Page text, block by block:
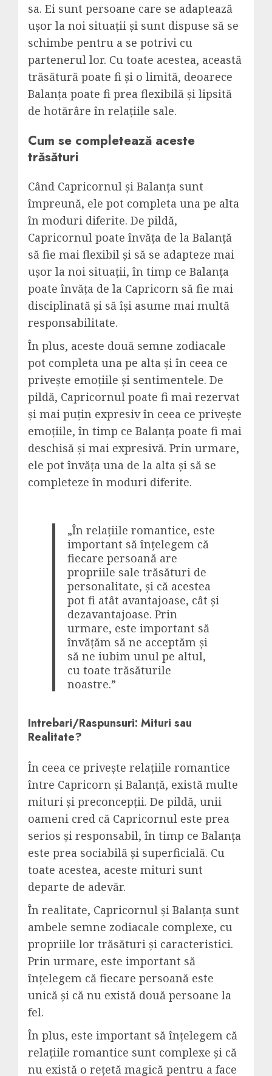
sa. Ei sunt persoane care se adaptează
ușor la noi situații și sunt dispuse să se
schimbe pentru a se potrivi cu
partenerul lor. Cu toate acestea, această
trăsătură poate fi și o limită, deoarece
Balanța poate fi prea flexibilă și lipsită
de hotărâre în relațiile sale.
Cum se completează aceste
trăsături
Când Capricornul și Balanța sunt
împreună, ele pot completa una pe alta
în moduri diferite. De pildă,
Capricornul poate învăța de la Balanță
să fie mai flexibil și să se adapteze mai
ușor la noi situații, în timp ce Balanța
poate învăța de la Capricorn să fie mai
disciplinată și să își asume mai multă
responsabilitate.
În plus, aceste două semne zodiacale
pot completa una pe alta și în ceea ce
privește emoțiile și sentimentele. De
pildă, Capricornul poate fi mai rezervat
și mai puțin expresiv în ceea ce privește
emoțiile, în timp ce Balanța poate fi mai
deschisă și mai expresivă. Prin urmare,
ele pot învăța una de la alta și să se
completeze în moduri diferite.
„În relațiile romantice, este
important să înțelegem că
fiecare persoană are
propriile sale trăsături de
personalitate, și că acestea
pot fi atât avantajoase, cât și
dezavantajoase. Prin
urmare, este important să
învățăm să ne acceptăm și
să ne iubim unul pe altul,
cu toate trăsăturile
noastre.”
Intrebari/Raspunsuri: Mituri sau
Realitate?
În ceea ce privește relațiile romantice
între Capricorn și Balanță, există multe
mituri și preconcepții. De pildă, unii
oameni cred că Capricornul este prea
serios și responsabil, în timp ce Balanța
este prea sociabilă și superficială. Cu
toate acestea, aceste mituri sunt
departe de adevăr.
În realitate, Capricornul și Balanța sunt
ambele semne zodiacale complexe, cu
propriile lor trăsături și caracteristici.
Prin urmare, este important să
înțelegem că fiecare persoană este
unică și că nu există două persoane la
fel.
În plus, este important să înțelegem că
relațiile romantice sunt complexe și că
nu există o rețetă magică pentru a face